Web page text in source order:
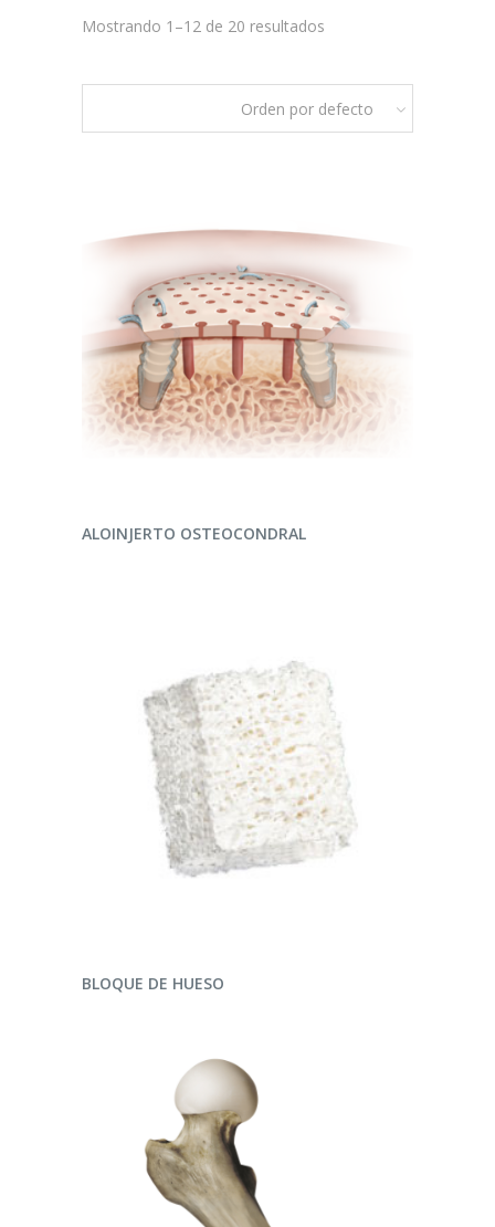
Mostrando 1–12 de 20 resultados
Orden por defecto
LEER MÁS
ALOINJERTO OSTEOCONDRAL
LEER MÁS
BLOQUE DE HUESO